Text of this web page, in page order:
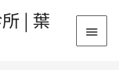
| 葉
主
要